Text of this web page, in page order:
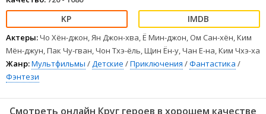
Актеры:Чо Хён-джон, Ян Джон-хва, Ё Мин-джон, Ом Сан-хён, Ким
Мён-джун, Пак Чу-гван, Чон Тхэ-ёль, Щин Ён-у, Чан Е-на, Ким Чхэ-ха
Жанр:Мультфильмы /Детские /Приключения /Фантастика /
Фэнтези
Смотреть онлайн Круг героев в хорошем качестве